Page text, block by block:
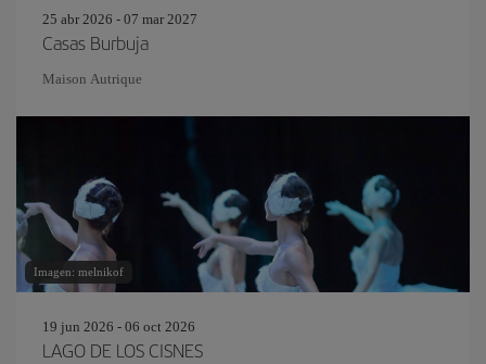
25 abr 2026 - 07 mar 2027
Casas Burbuja
Maison Autrique
Imagen: melnikof
19 jun 2026 - 06 oct 2026
LAGO DE LOS CISNES